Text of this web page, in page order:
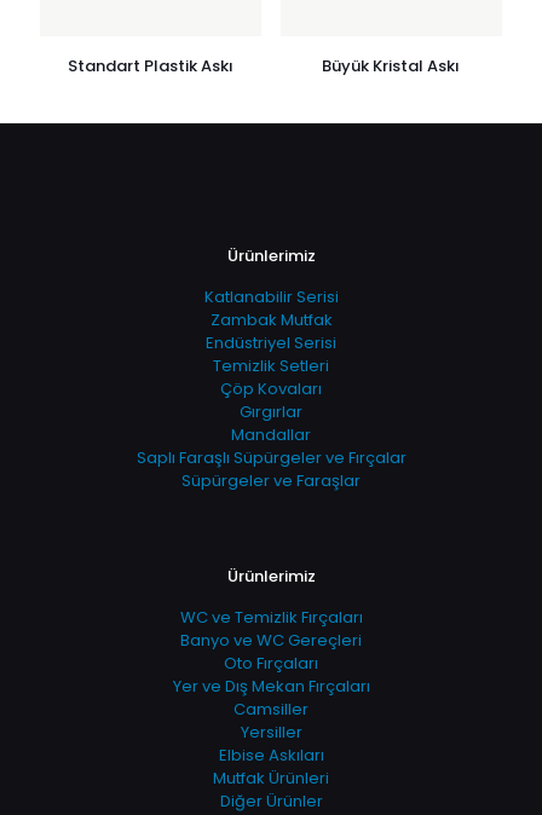
Standart Plastik Askı Büyük Kristal Askı
Ürünlerimiz
Katlanabilir Serisi
Zambak Mutfak
Endüstriyel Serisi
Temizlik Setleri
Çöp Kovaları
Gırgırlar
Mandallar
Saplı Faraşlı Süpürgeler ve Fırçalar
Süpürgeler ve Faraşlar
Ürünlerimiz
WC ve Temizlik Fırçaları
Banyo ve WC Gereçleri
Oto Fırçaları
Yer ve Dış Mekan Fırçaları
Camsiller
Yersiller
Elbise Askıları
Mutfak Ürünleri
Diğer Ürünler